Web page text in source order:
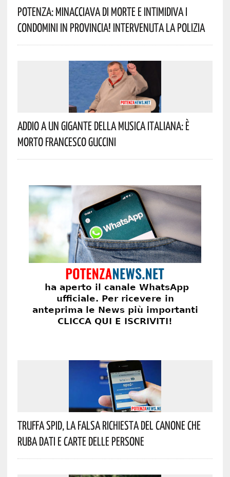
Potenza: Minacciava Di Morte E Intimidiva I
Condomini In Provincia! Intervenuta La Polizia
Addio A Un Gigante Della Musica Italiana: È
Morto Francesco Guccini
Truffa Spid, La Falsa Richiesta Del Canone Che
Ruba Dati E Carte Delle Persone